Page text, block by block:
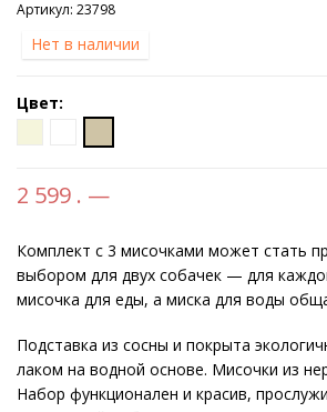
Артикул: 23798
Нет в наличии
Цвет:
2 599 . —
Комплект с 3 мисочками может стать
выбором для двух собачек — для
мисочка для еды, а миска для воды
Подставка из сосны и покрыта
лаком на водной основе. Мисочки из
Набор функционален и красив,